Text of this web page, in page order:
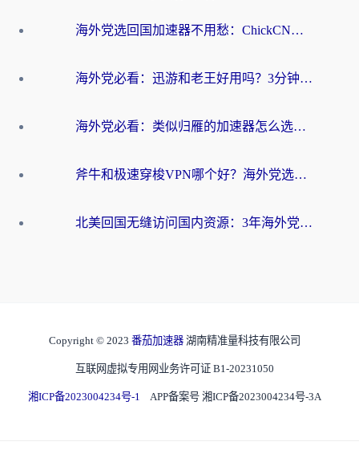
海外党选回国加速器不用愁：ChickCN和洞见哪个好？一篇搞定所有疑问
海外党必看：迅游和老王好用吗？3分钟选对加速国内网络的加速器
海外党必看：类似归雁的加速器怎么选？一篇搞定无缝访问国内资源
斧牛和极速穿梭VPN哪个好？海外党选回国加速器必看的真实对比与避坑指南
北美回国无缝访问国内资源：3年海外党亲测的加速器选择指南
Copyright © 2023 番茄加速器 湖南精准量科技有限公司
互联网虚拟专用网业务许可证 B1-20231050
湘ICP备2023004234号-1 APP备案号 湘ICP备2023004234号-3A